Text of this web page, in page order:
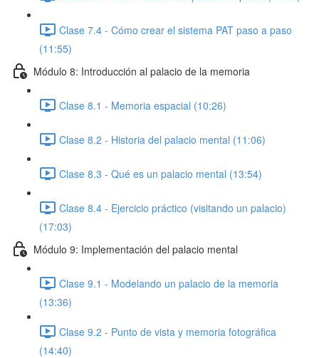
Clase 7.4 - Cómo crear el sistema PAT paso a paso
(11:55)
Módulo 8: Introducción al palacio de la memoria
Clase 8.1 - Memoria espacial (10:26)
Clase 8.2 - Historia del palacio mental (11:06)
Clase 8.3 - Qué es un palacio mental (13:54)
Clase 8.4 - Ejercicio práctico (visitando un palacio)
(17:03)
Módulo 9: Implementación del palacio mental
Clase 9.1 - Modelando un palacio de la memoria
(13:36)
Clase 9.2 - Punto de vista y memoria fotográfica
(14:40)